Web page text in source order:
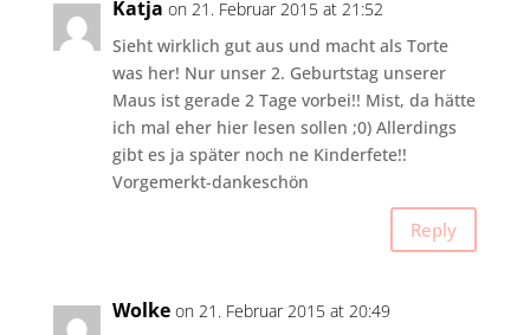
Katja on 21. Februar 2015 at 21:52
Sieht wirklich gut aus und macht als Torte
was her! Nur unser 2. Geburtstag unserer
Maus ist gerade 2 Tage vorbei!! Mist, da hätte
ich mal eher hier lesen sollen ;0) Allerdings
gibt es ja später noch ne Kinderfete!!
Vorgemerkt-dankeschön
Reply
Wolke on 21. Februar 2015 at 20:49